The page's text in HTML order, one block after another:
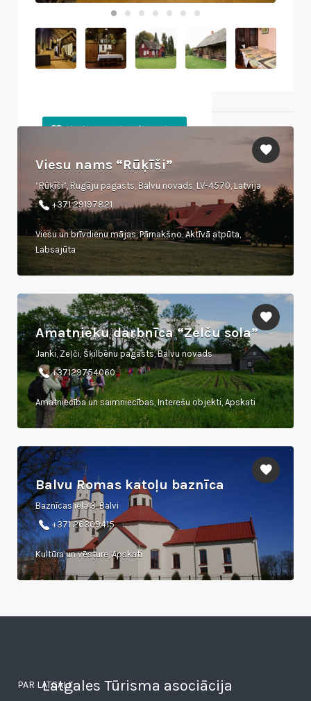
Viesu nams “Rūķīši”
“Rūķīši”, Rugāju pagasts, Balvu novads, LV-4570, Latvija
+371 29197821
Viesu un brīvdienu mājas, Pārnakšņo, Aktīvā atpūta,
Labsajūta
Amatnieku darbnīca “Zelču sola”
Janki, Zeļči, Šķilbēnu pagasts, Balvu novads
+37129754060
Amatniecība un saimniecības, Interešu objekti, Apskati
Balvu Romas katoļu baznīca
Baznīcas iela 3, Balvi
+371 26309415
Kultūra un vēsture, Apskati
Latgales Tūrisma asociācija
PAR LATGALI